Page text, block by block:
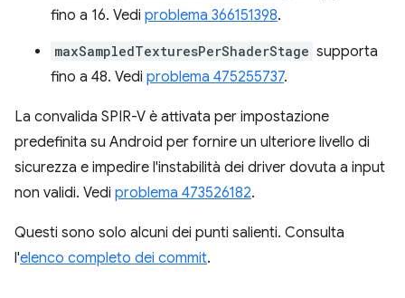
fino a 16. Vedi problema 366151398.
maxSampledTexturesPerShaderStage supporta
fino a 48. Vedi problema 475255737.
La convalida SPIR-V è attivata per impostazione
predefinita su Android per fornire un ulteriore livello di
sicurezza e impedire l'instabilità dei driver dovuta a input
non validi. Vedi problema 473526182.
Questi sono solo alcuni dei punti salienti. Consulta
l'elenco completo dei commit.